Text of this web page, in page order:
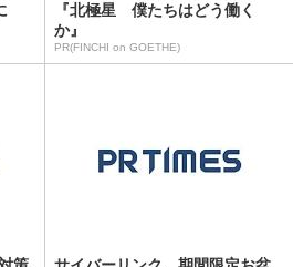
『北極星 僕たちはどう働く
か』
PR(FINCHI on GOETHE)